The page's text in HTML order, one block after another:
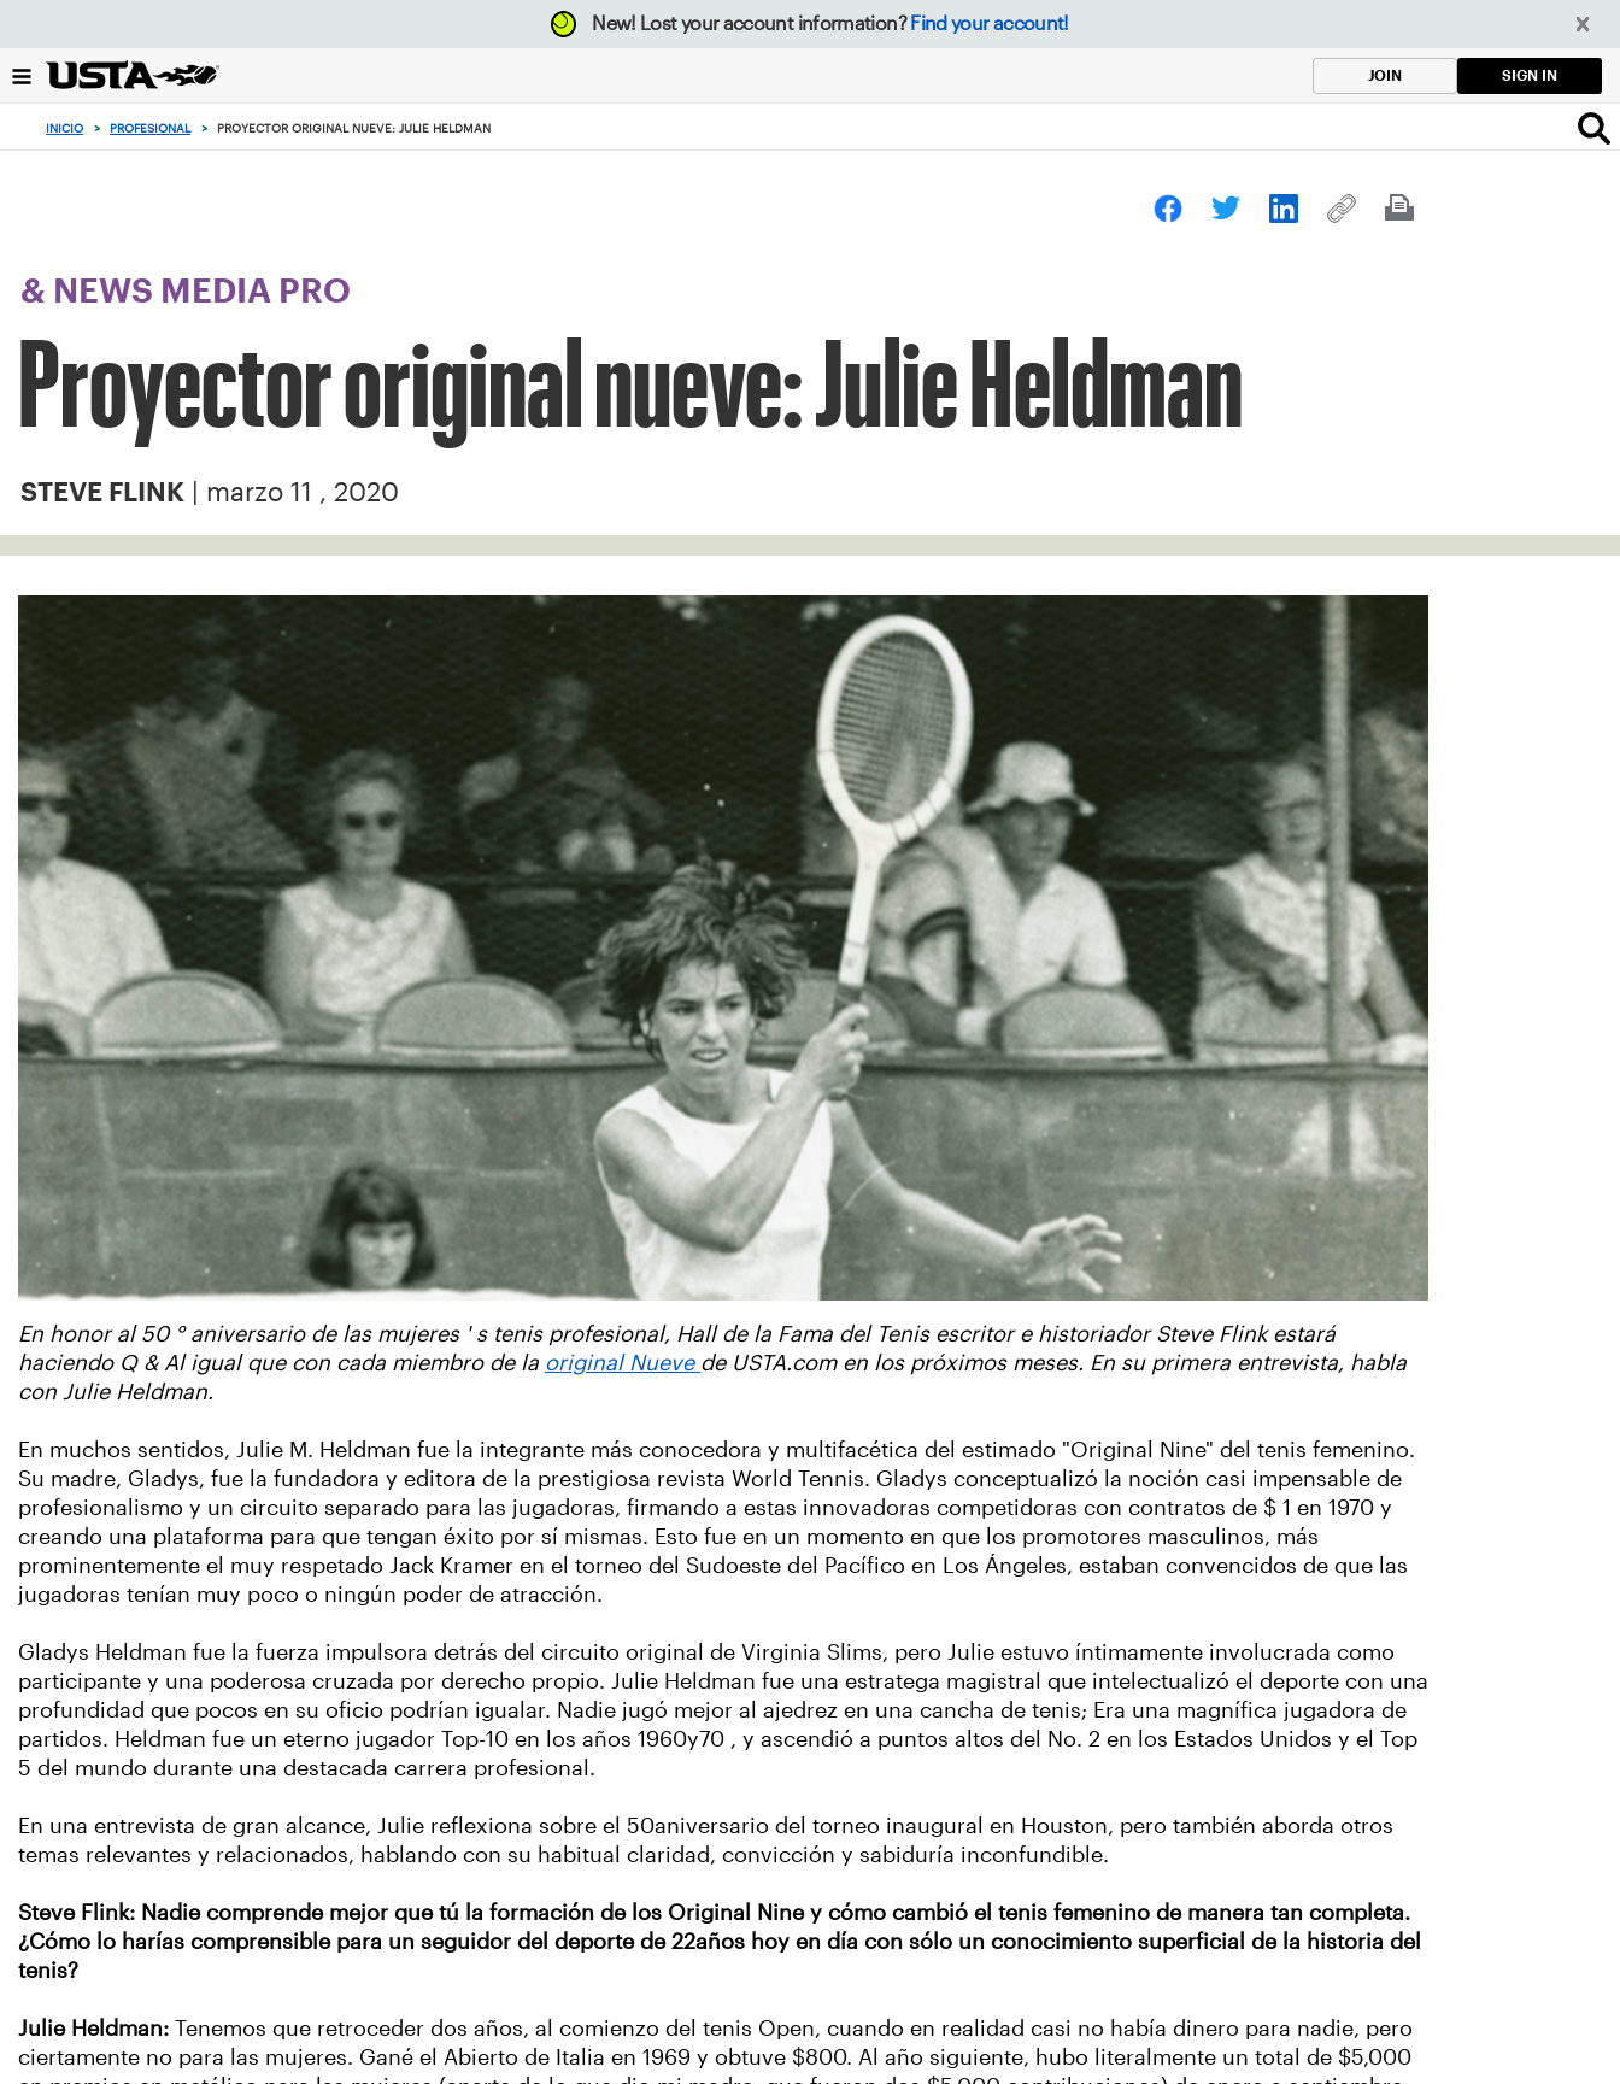
el
botón
New! Lost your account information? Find your account!
JOIN SIGN IN
INICIO > PROFESIONAL > PROYECTOR ORIGINAL NUEVE: JULIE HELDMAN
& NEWS MEDIA PRO
Proyector original nueve: Julie Heldman
STEVE FLINK | marzo 11 , 2020
En honor al 50 ° aniversario de las mujeres ' s tenis profesional, Hall de la Fama del Tenis escritor e historiador Steve Flink estará
haciendo Q & Al igual que con cada miembro de la original Nueve de USTA.com en los próximos meses. En su primera entrevista, habla
con Julie Heldman.
En muchos sentidos, Julie M. Heldman fue la integrante más conocedora y multifacética del estimado "Original Nine" del tenis femenino.
Su madre, Gladys, fue la fundadora y editora de la prestigiosa revista World Tennis. Gladys conceptualizó la noción casi impensable de
profesionalismo y un circuito separado para las jugadoras, firmando a estas innovadoras competidoras con contratos de $ 1 en 1970 y
creando una plataforma para que tengan éxito por sí mismas. Esto fue en un momento en que los promotores masculinos, más
prominentemente el muy respetado Jack Kramer en el torneo del Sudoeste del Pacífico en Los Ángeles, estaban convencidos de que las
jugadoras tenían muy poco o ningún poder de atracción.
Gladys Heldman fue la fuerza impulsora detrás del circuito original de Virginia Slims, pero Julie estuvo íntimamente involucrada como
participante y una poderosa cruzada por derecho propio. Julie Heldman fue una estratega magistral que intelectualizó el deporte con una
profundidad que pocos en su oficio podrían igualar. Nadie jugó mejor al ajedrez en una cancha de tenis; Era una magnífica jugadora de
partidos. Heldman fue un eterno jugador Top-10 en los años 1960y70 , y ascendió a puntos altos del No. 2 en los Estados Unidos y el Top
5 del mundo durante una destacada carrera profesional.
En una entrevista de gran alcance, Julie reflexiona sobre el 50aniversario del torneo inaugural en Houston, pero también aborda otros
temas relevantes y relacionados, hablando con su habitual claridad, convicción y sabiduría inconfundible.
Steve Flink: Nadie comprende mejor que tú la formación de los Original Nine y cómo cambió el tenis femenino de manera tan completa.
¿Cómo lo harías comprensible para un seguidor del deporte de 22años hoy en día con sólo un conocimiento superficial de la historia del
tenis?
Julie Heldman: Tenemos que retroceder dos años, al comienzo del tenis Open, cuando en realidad casi no había dinero para nadie, pero
ciertamente no para las mujeres. Gané el Abierto de Italia en 1969 y obtuve $800. Al año siguiente, hubo literalmente un total de $5,000